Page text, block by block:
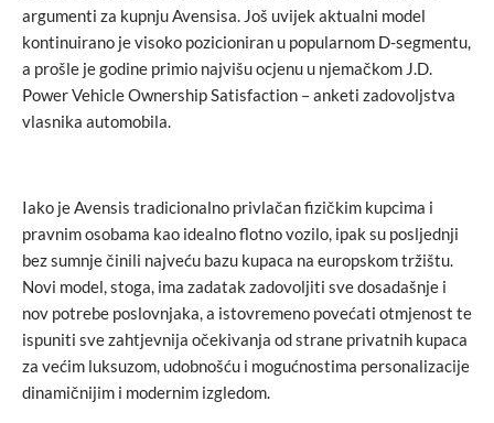
argumenti za kupnju Avensisa. Još uvijek aktualni model
kontinuirano je visoko pozicioniran u popularnom D-segmentu,
a prošle je godine primio najvišu ocjenu u njemačkom J.D.
Power Vehicle Ownership Satisfaction – anketi zadovoljstva
vlasnika automobila.
Iako je Avensis tradicionalno privlačan fizičkim kupcima i
pravnim osobama kao idealno flotno vozilo, ipak su posljednji
bez sumnje činili najveću bazu kupaca na europskom tržištu.
Novi model, stoga, ima zadatak zadovoljiti sve dosadašnje i
nov potrebe poslovnjaka, a istovremeno povećati otmjenost te
ispuniti sve zahtjevnija očekivanja od strane privatnih kupaca
za većim luksuzom, udobnošću i mogućnostima personalizacije
dinamičnijim i modernim izgledom.